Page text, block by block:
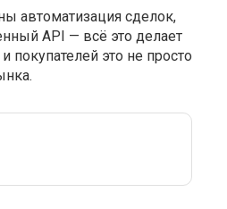
автоматизация сделок,
API — всё это делает
это не просто